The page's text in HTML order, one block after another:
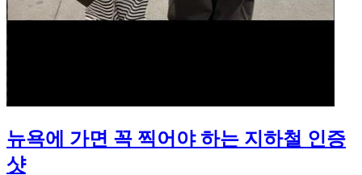
뉴욕에 가면 꼭 찍어야 하는 지하철 인증
샷